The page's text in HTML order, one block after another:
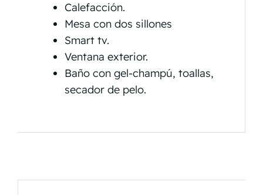
Calefacción.
Mesa con dos sillones
Smart tv.
Ventana exterior.
Baño con gel-champú, toallas,
secador de pelo.